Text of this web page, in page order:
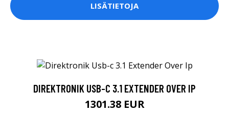
LISÄTIETOJA
DIREKTRONIK USB-C 3.1 EXTENDER OVER IP
1301.38 EUR